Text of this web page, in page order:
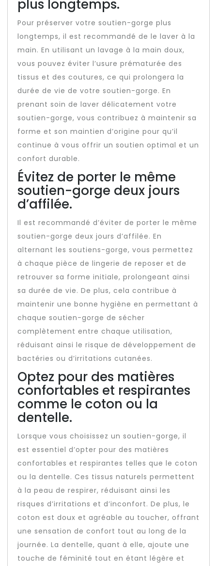
plus longtemps.
Pour préserver votre soutien-gorge plus
longtemps, il est recommandé de le laver à la
main. En utilisant un lavage à la main doux,
vous pouvez éviter l’usure prématurée des
tissus et des coutures, ce qui prolongera la
durée de vie de votre soutien-gorge. En
prenant soin de laver délicatement votre
soutien-gorge, vous contribuez à maintenir sa
forme et son maintien d’origine pour qu’il
continue à vous offrir un soutien optimal et un
confort durable.
Évitez de porter le même
soutien-gorge deux jours
d’affilée.
Il est recommandé d’éviter de porter le même
soutien-gorge deux jours d’affilée. En
alternant les soutiens-gorge, vous permettez
à chaque pièce de lingerie de reposer et de
retrouver sa forme initiale, prolongeant ainsi
sa durée de vie. De plus, cela contribue à
maintenir une bonne hygiène en permettant à
chaque soutien-gorge de sécher
complètement entre chaque utilisation,
réduisant ainsi le risque de développement de
bactéries ou d’irritations cutanées.
Optez pour des matières
confortables et respirantes
comme le coton ou la
dentelle.
Lorsque vous choisissez un soutien-gorge, il
est essentiel d’opter pour des matières
confortables et respirantes telles que le coton
ou la dentelle. Ces tissus naturels permettent
à la peau de respirer, réduisant ainsi les
risques d’irritations et d’inconfort. De plus, le
coton est doux et agréable au toucher, offrant
une sensation de confort tout au long de la
journée. La dentelle, quant à elle, ajoute une
touche de féminité tout en étant légère et